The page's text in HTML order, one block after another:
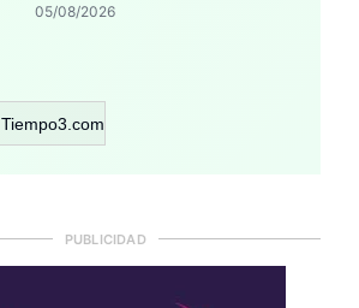
05/08/2026
Tiempo3.com
PUBLICIDAD